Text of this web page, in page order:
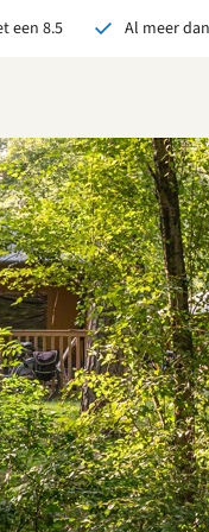
een 8.5 Al meer
bij RCN boekt, krijg je:
De beste prijsgarantie
Exclusieve voordelen
Persoonlijk contact
alle voordelen